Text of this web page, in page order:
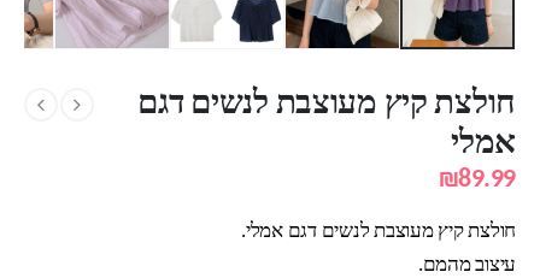
חולצת קיץ מעוצבת לנשים דגם
אמלי
₪89.99
חולצת קיץ מעוצבת לנשים דגם אמלי.
עיצוב מהמם.